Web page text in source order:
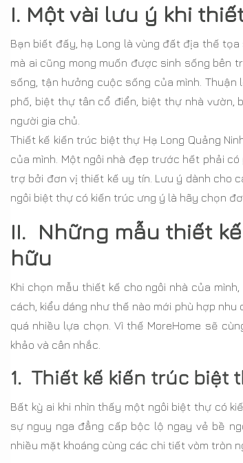
I. Một vài lưu ý khi
Bạn biết đấy, hạ Long là vùng đất địa thế
mà ai cũng mong muốn được sinh sống bên
sống, tận hưởng cuộc sống của mình.
phố, biệt thự tân cổ điển, biệt thự nhà vườn,
người gia chủ.
Thiết kế kiến trúc biệt thự Hạ Long Quảng
của mình. Một ngôi nhà đẹp trước hết phải
trợ bởi đơn vị thiết kế uy tín. Lưu ý dành cho
ngôi biệt thự có kiến trúc ưng ý là hãy chọn
II. Những mẫu thiết
hữu
Khi chọn mẫu thiết kế cho ngôi nhà của
cách, kiểu dáng như thế nào mới phù hợp
quá nhiều lựa chọn. Vì thế MoreHome sẽ
khảo và cân nhắc.
1. Thiết kế kiến trúc biệt
Bất kỳ ai khi nhìn thấy một ngôi biệt thự có
sự nguy nga đẳng cấp bộc lộ ngay vẻ bề
nhiều mặt khoáng cùng các chi tiết vòm tròn